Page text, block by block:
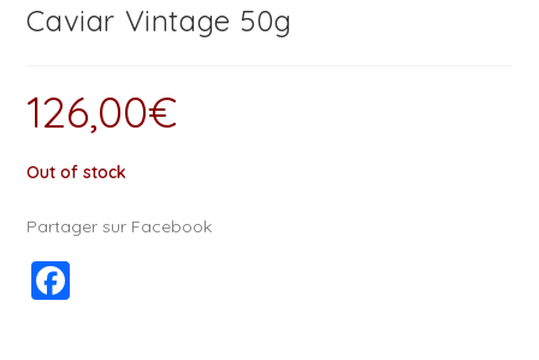
Caviar Vintage 50g
126,00€
Out of stock
Partager sur Facebook